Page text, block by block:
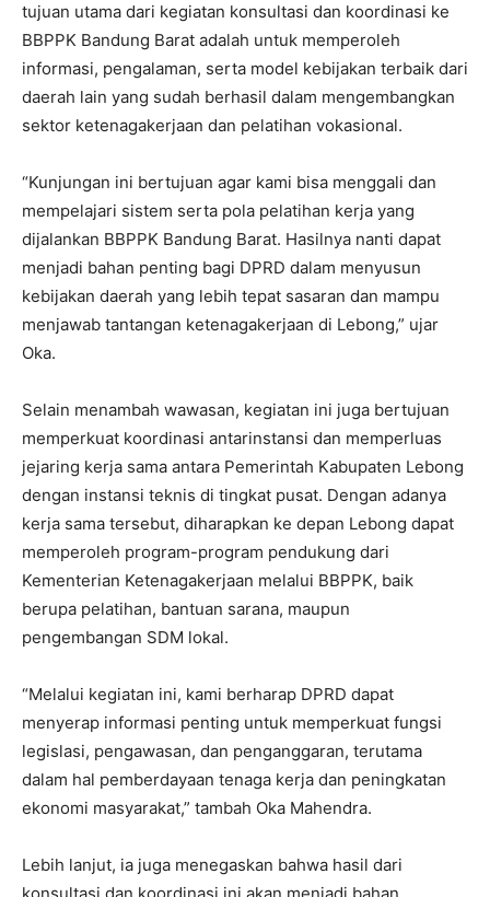
tujuan utama dari kegiatan konsultasi dan koordinasi ke
BBPPK Bandung Barat adalah untuk memperoleh
informasi, pengalaman, serta model kebijakan terbaik dari
daerah lain yang sudah berhasil dalam mengembangkan
sektor ketenagakerjaan dan pelatihan vokasional.
“Kunjungan ini bertujuan agar kami bisa menggali dan
mempelajari sistem serta pola pelatihan kerja yang
dijalankan BBPPK Bandung Barat. Hasilnya nanti dapat
menjadi bahan penting bagi DPRD dalam menyusun
kebijakan daerah yang lebih tepat sasaran dan mampu
menjawab tantangan ketenagakerjaan di Lebong,” ujar
Oka.
Selain menambah wawasan, kegiatan ini juga bertujuan
memperkuat koordinasi antarinstansi dan memperluas
jejaring kerja sama antara Pemerintah Kabupaten Lebong
dengan instansi teknis di tingkat pusat. Dengan adanya
kerja sama tersebut, diharapkan ke depan Lebong dapat
memperoleh program-program pendukung dari
Kementerian Ketenagakerjaan melalui BBPPK, baik
berupa pelatihan, bantuan sarana, maupun
pengembangan SDM lokal.
“Melalui kegiatan ini, kami berharap DPRD dapat
menyerap informasi penting untuk memperkuat fungsi
legislasi, pengawasan, dan penganggaran, terutama
dalam hal pemberdayaan tenaga kerja dan peningkatan
ekonomi masyarakat,” tambah Oka Mahendra.
Lebih lanjut, ia juga menegaskan bahwa hasil dari